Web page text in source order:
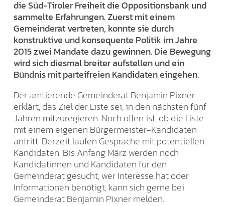
die Süd-Tiroler Freiheit die Oppositionsbank und
sammelte Erfahrungen. Zuerst mit einem
Gemeinderat vertreten, konnte sie durch
konstruktive und konsequente Politik im Jahre
2015 zwei Mandate dazu gewinnen. Die Bewegung
wird sich diesmal breiter aufstellen und ein
Bündnis mit parteifreien Kandidaten eingehen.
Der amtierende Gemeinderat Benjamin Pixner
erklärt, das Ziel der Liste sei, in den nächsten fünf
Jahren mitzuregieren. Noch offen ist, ob die Liste
mit einem eigenen Bürgermeister-Kandidaten
antritt. Derzeit laufen Gespräche mit potentiellen
Kandidaten. Bis Anfang März werden noch
Kandidatinnen und Kandidaten für den
Gemeinderat gesucht, wer Interesse hat oder
Informationen benötigt, kann sich gerne bei
Gemeinderat Benjamin Pixner melden.